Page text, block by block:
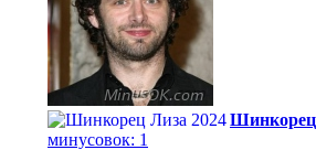
Шинкорец
минусовок: 1